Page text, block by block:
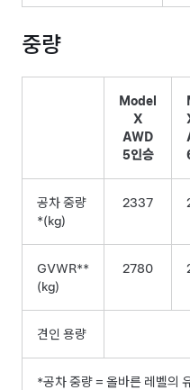
중량
Model
X
AWD
5인승
공차 중량
*(kg)
2337
GVWR**
(kg)
2780
견인 용량
*공차 중량 = 올바른 레벨의